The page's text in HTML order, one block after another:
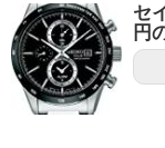
セ
円